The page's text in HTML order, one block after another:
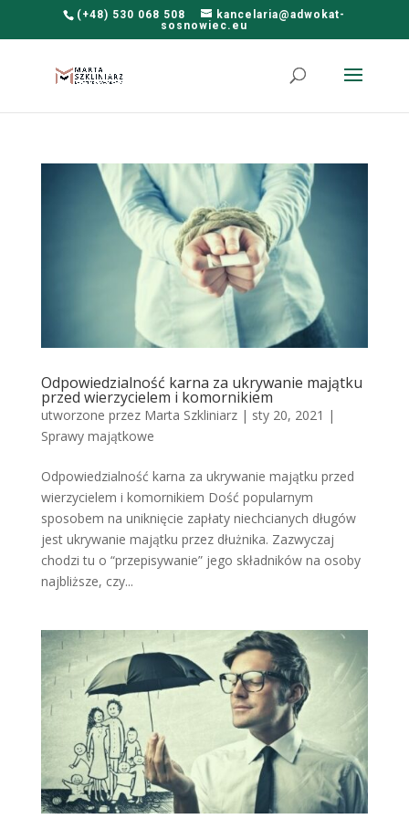
(+48) 530 068 508
kancelaria@adwokat-
sosnowiec.eu
Odpowiedzialność karna za ukrywanie majątku
przed wierzycielem i komornikiem
utworzone przez Marta Szkliniarz| sty 20, 2021 |
Sprawy majątkowe
Odpowiedzialność karna za ukrywanie majątku przed
wierzycielem i komornikiem Dość popularnym
sposobem na uniknięcie zapłaty niechcianych długów
jest ukrywanie majątku przez dłużnika. Zazwyczaj
chodzi tu o “przepisywanie” jego składników na osoby
najbliższe, czy...